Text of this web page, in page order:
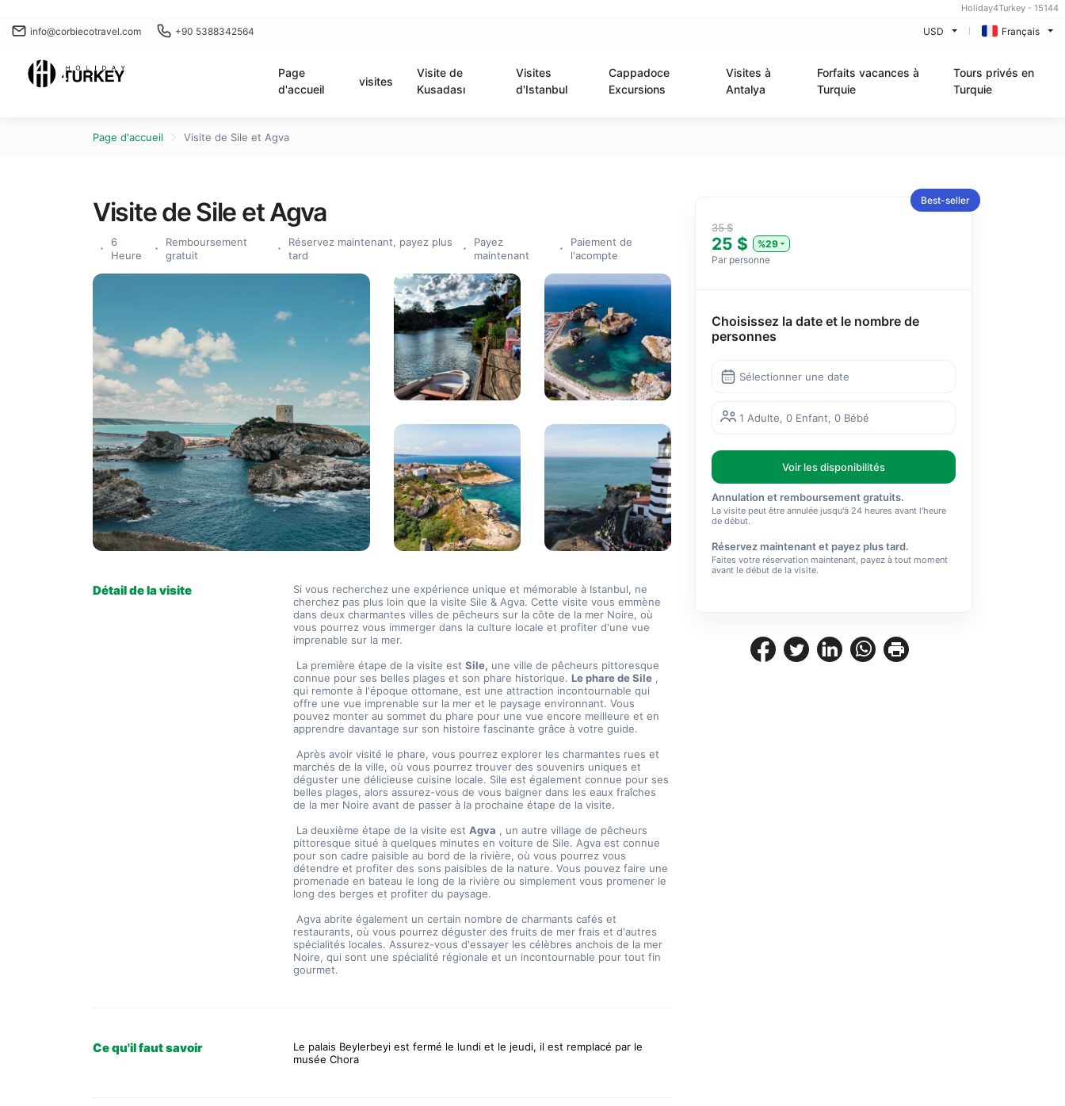
Holiday4Turkey - 15144
info@corbiecotravel.com +90 5388342564 USD Français
Page
d'accueil
visites
Visite de
Kusadası
Visites
d'Istanbul
Cappadoce
Excursions
Visites à
Antalya
Forfaits vacances à
Turquie
Tours privés en
Turquie
Page d'accueil Visite de Sile et Agva
Visite de Sile et Agva
6
Heure
Remboursement
gratuit
Réservez maintenant, payez plus
tard
Payez
maintenant
Paiement de
l'acompte
Détail de la visite
Si vous recherchez une expérience unique et mémorable à Istanbul, ne
cherchez pas plus loin que la visite Sile & Agva. Cette visite vous emmène
dans deux charmantes villes de pêcheurs sur la côte de la mer Noire, où
vous pourrez vous immerger dans la culture locale et profiter d'une vue
imprenable sur la mer.
La première étape de la visite est Sile, une ville de pêcheurs pittoresque
connue pour ses belles plages et son phare historique. Le phare de Sile ,
qui remonte à l'époque ottomane, est une attraction incontournable qui
offre une vue imprenable sur la mer et le paysage environnant. Vous
pouvez monter au sommet du phare pour une vue encore meilleure et en
apprendre davantage sur son histoire fascinante grâce à votre guide.
marchés de la ville, où vous pourrez trouver des souvenirs uniques et
déguster une délicieuse cuisine locale. Sile est également connue pour ses
belles plages, alors assurez-vous de vous baigner dans les eaux fraîches
de la mer Noire avant de passer à la prochaine étape de la visite.
La deuxième étape de la visite est Agva , un autre village de pêcheurs
pittoresque situé à quelques minutes en voiture de Sile. Agva est connue
pour son cadre paisible au bord de la rivière, où vous pourrez vous
détendre et profiter des sons paisibles de la nature. Vous pouvez faire une
promenade en bateau le long de la rivière ou simplement vous promener le
long des berges et profiter du paysage.
restaurants, où vous pourrez déguster des fruits de mer frais et d'autres
spécialités locales. Assurez-vous d'essayer les célèbres anchois de la mer
Noire, qui sont une spécialité régionale et un incontournable pour tout fin
gourmet.
Ce qu'il faut savoir
Le palais Beylerbeyi est fermé le lundi et le jeudi, il est remplacé par le
musée Chora
Best-seller
35 $
25 $
%29
Par personne
Choisissez la date et le nombre de
personnes
Sélectionner une date
1 Adulte, 0 Enfant, 0 Bébé
Voir les disponibilités
Annulation et remboursement gratuits.
La visite peut être annulée jusqu'à 24 heures avant l'heure
de début.
Réservez maintenant et payez plus tard.
Faites votre réservation maintenant, payez à tout moment
avant le début de la visite.